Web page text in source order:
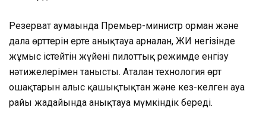
Резерват аумағында Премьер-министр орман және
дала өрттерін ерте анықтауға арналған, ЖИ негізінде
жұмыс істейтін жүйені пилоттық режимде енгізу
нәтижелерімен танысты. Аталған технология өрт
ошақтарын алыс қашықтықтан және кез-келген ауа
райы жағдайында анықтауға мүмкіндік береді.